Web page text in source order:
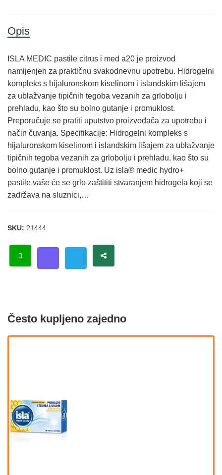
Opis
ISLA MEDIC pastile citrus i med a20 je proizvod
namijenjen za praktičnu svakodnevnu upotrebu. Hidrogelni
kompleks s hijaluronskom kiselinom i islandskim lišajem
za ublažvanje tipičnih tegoba vezanih za grlobolju i
prehladu, kao što su bolno gutanje i promuklost.
Preporučuje se pratiti uputstvo proizvođača za upotrebu i
način čuvanja. Specifikacije: Hidrogelni kompleks s
hijaluronskom kiselinom i islandskim lišajem za ublažvanje
tipičnih tegoba vezanih za grlobolju i prehladu, kao što su
bolno gutanje i promuklost. Uz isla® medic hydro+
pastile vaše će se grlo zaštititi stvaranjem hidrogela koji se
zadržava na sluznici,…
SKU: 21444
Često kupljeno zajedno